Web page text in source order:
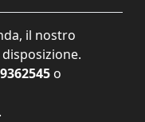
il nostro
o
.